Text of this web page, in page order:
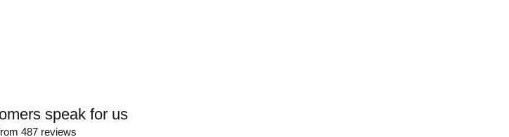
speak for us
487 reviews